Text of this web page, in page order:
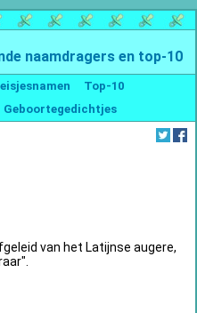
naamdragers en top-10
Top-10
Geboortegedichtjes
van het Latijnse augere,